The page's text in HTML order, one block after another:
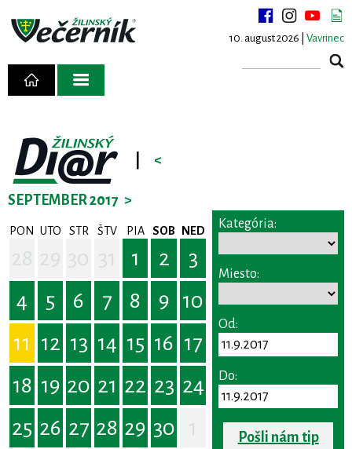
10. august 2026 | Vavrinec
<
SEPTEMBER 2017 >
PON UTO STR ŠTV PIA SOB NED
1 2
3
4
5 6 7 8 9 10
11 12 13 14 15 16 17
18 19 20 21 22 23 24
25 26 27 28 29 30
Kategória:
Miesto:
Od:
Do:
Pošli nám tip